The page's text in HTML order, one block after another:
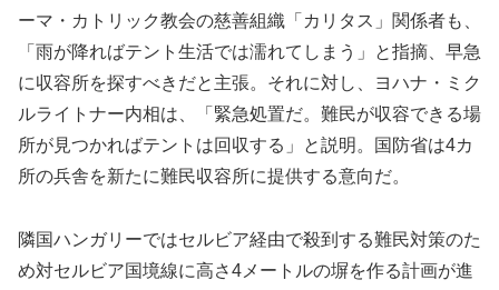
ーマ・カトリック教会の慈善組織「カリタス」関係者も、
「雨が降ればテント生活では濡れてしまう」と指摘、早急
に収容所を探すべきだと主張。それに対し、ヨハナ・ミク
ルライトナー内相は、「緊急処置だ。難民が収容できる場
所が見つかればテントは回収する」と説明。国防省は4カ
所の兵舎を新たに難民収容所に提供する意向だ。
隣国ハンガリーではセルビア経由で殺到する難民対策のた
め対セルビア国境線に高さ4メートルの塀を作る計画が進